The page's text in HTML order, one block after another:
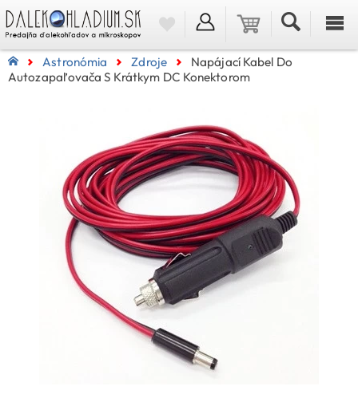
Astronómia Zdroje
Napájací Kabel Do
Autozapaľovača S Krátkym DC Konektorom